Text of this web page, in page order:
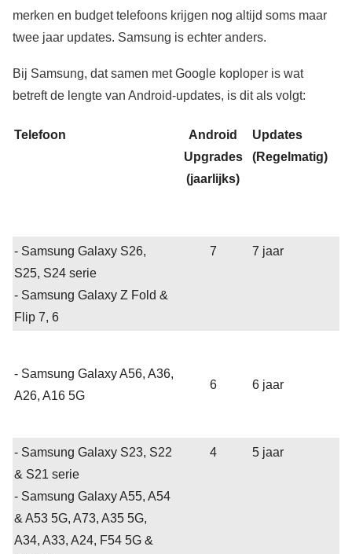
merken en budget telefoons krijgen nog altijd soms maar
twee jaar updates. Samsung is echter anders.
Bij Samsung, dat samen met Google koploper is wat
betreft de lengte van Android-updates, is dit als volgt:
Telefoon
Android
Upgrades
(jaarlijks)
Updates
(Regelmatig)
- Samsung Galaxy S26,
S25, S24 serie
- Samsung Galaxy Z Fold &
Flip 7, 6
7 7 jaar
- Samsung Galaxy A56, A36,
A26, A16 5G
6 6 jaar
- Samsung Galaxy S23, S22
& S21 serie
- Samsung Galaxy A55, A54
& A53 5G, A73, A35 5G,
A34, A33, A24, F54 5G &
4 5 jaar